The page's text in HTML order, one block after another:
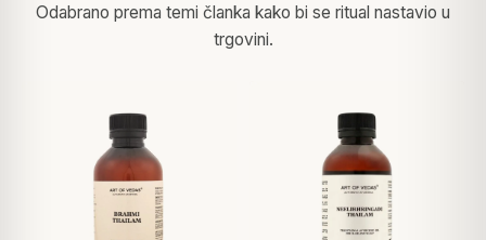
Odabrano prema temi članka kako bi se ritual nastavio u
trgovini.